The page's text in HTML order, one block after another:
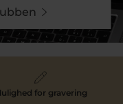
for gravering